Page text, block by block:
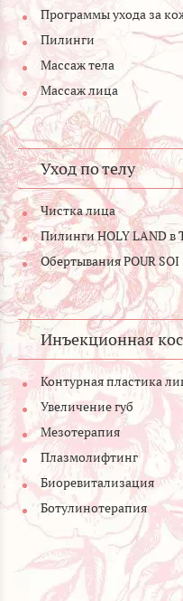
Программы ухода за
Пилинги
Массаж тела
Массаж лица
Уход по телу
Чистка лица
Пилинги HOLY LAND
Обертывания POUR SOI
Инъекционная
Контурная пластика
Увеличение губ
Мезотерапия
Плазмолифтинг
Биоревитализация
Ботулинотерапия